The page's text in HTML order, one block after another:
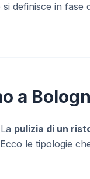
definisce in fase
a
pulizia di un
le tipologie